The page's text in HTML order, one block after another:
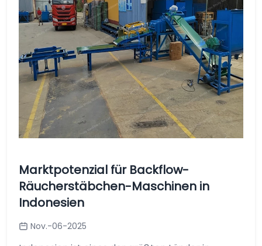
Marktpotenzial für Backflow-
Räucherstäbchen-Maschinen in
Indonesien
Nov.-06-2025